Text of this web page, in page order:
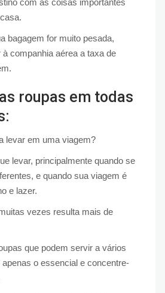
com as coisas importantes
bagagem for muito pesada,
à companhia aérea a taxa de
roupas em todas
levar em uma viagem?
levar, principalmente quando se
e quando sua viagem é
e lazer.
vezes resulta mais de
que podem servir a vários
o essencial e concentre-